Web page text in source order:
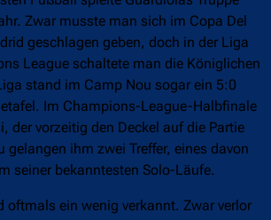
Zwar musste man sich im Copa Del
geschlagen geben, doch in der Liga
League schaltete man die Königlichen
stand im Camp Nou sogar ein 5:0
Im Champions-League-Halbfinale
der vorzeitig den Deckel auf die Partie
gelangen ihm zwei Treffer, eines davon
seiner bekanntesten Solo-Läufe.
oftmals ein wenig verkannt. Zwar verlor